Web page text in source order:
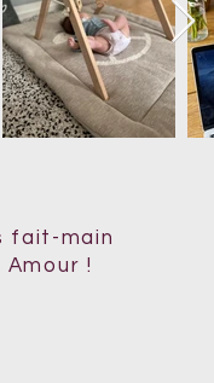
fait-main
Amour !